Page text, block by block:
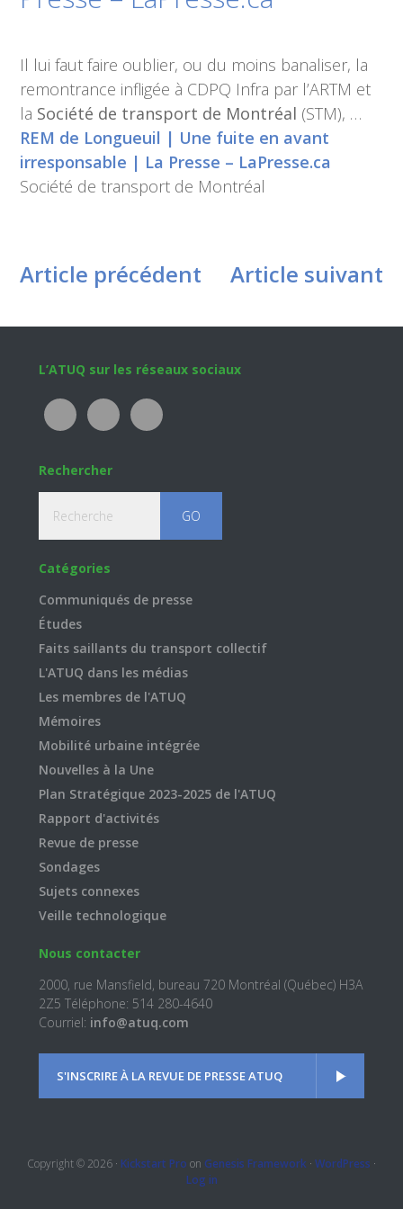
Il lui faut faire oublier, ou du moins banaliser, la
remontrance infligée à CDPQ Infra par l’ARTM et
la Société de transport de Montréal (STM), …
REM de Longueuil | Une fuite en avant
irresponsable | La Presse – LaPresse.ca
Société de transport de Montréal
Article précédent Article suivant
Footer
L’ATUQ sur les réseaux sociaux
Rechercher
Catégories
Communiqués de presse
Études
Faits saillants du transport collectif
L'ATUQ dans les médias
Les membres de l'ATUQ
Mémoires
Mobilité urbaine intégrée
Nouvelles à la Une
Plan Stratégique 2023-2025 de l'ATUQ
Rapport d'activités
Revue de presse
Sondages
Sujets connexes
Veille technologique
Nous contacter
2000, rue Mansfield, bureau 720 Montréal (Québec) H3A
2Z5 Téléphone: 514 280-4640
Courriel: info@atuq.com
S'INSCRIRE À LA REVUE DE PRESSE ATUQ
Copyright © 2026 · Kickstart Pro on Genesis Framework · WordPress ·
Log in